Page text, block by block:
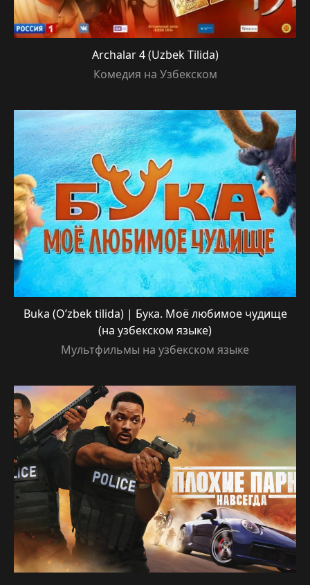
Archalar 4 (Uzbek Tilida)
Комедия на Узбекском
Buka (O’zbek tilida) | Бука. Моё любимое чудище
(на узбекском языке)
Мультфильмы на узбекском языке